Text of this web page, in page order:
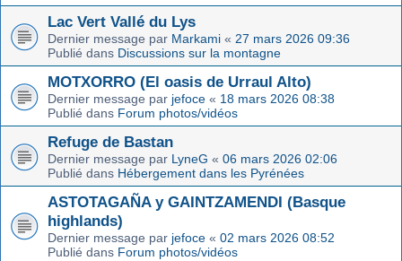
Lac Vert Vallé du Lys
Dernier message par Markami « 27 mars 2026 09:36
Publié dans Discussions sur la montagne
MOTXORRO (El oasis de Urraul Alto)
Dernier message par jefoce « 18 mars 2026 08:38
Publié dans Forum photos/vidéos
Refuge de Bastan
Dernier message par LyneG « 06 mars 2026 02:06
Publié dans Hébergement dans les Pyrénées
ASTOTAGAÑA y GAINTZAMENDI (Basque
highlands)
Dernier message par jefoce « 02 mars 2026 08:52
Publié dans Forum photos/vidéos